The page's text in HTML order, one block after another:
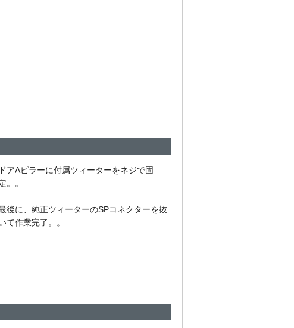
ドアAピラーに付属ツィーターをネジで固
。。
後に、純正ツィーターのSPコネクターを抜
て作業完了。。